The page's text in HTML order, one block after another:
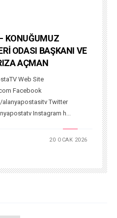
KONUĞUMUZ
ODASI BAŞKANI VE
AÇMAN
Web Site
Facebook
Twitter
Instagram h...
20 OCAK 2026